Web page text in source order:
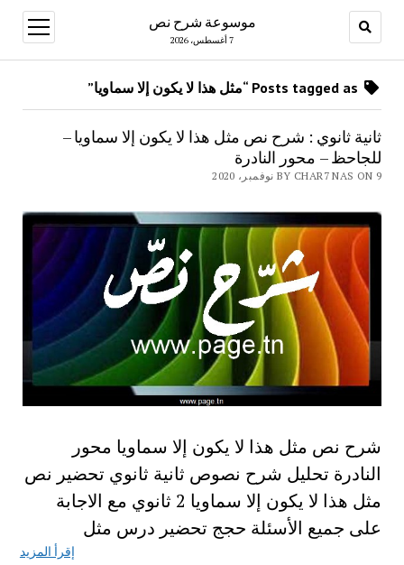
موسوعة شرح نص
7 أغسطس، 2026
open
menu
ثانية ثانوي : شرح نص مثل هذا لا يكون إلا سماويا –
للجاحظ – محور النادرة
BY CHAR7 NAS ON 9 نوفمبر، 2020
شرح نص مثل هذا لا يكون إلا سماويا محور
النادرة تحليل شرح نصوص ثانية ثانوي تحضير نص
مثل هذا لا يكون إلا سماويا 2 ثانوي مع الاجابة
على جميع الأسئلة حجج تحضير درس مثل
إقرأ المزيد